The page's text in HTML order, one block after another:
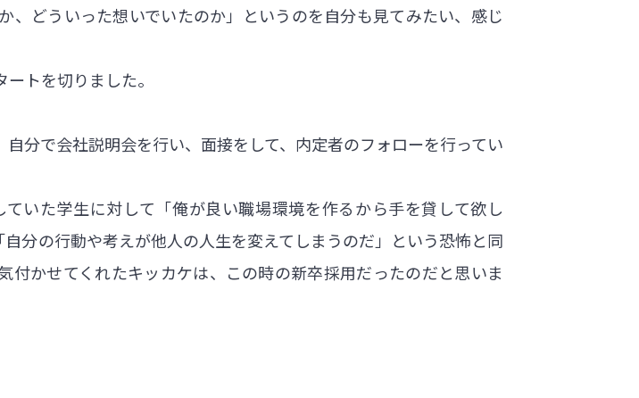
どういった想いでいたのか」というのを自分も見てみたい、感じ
トを切りました。
分で会社説明会を行い、面接をして、内定者のフォローを行ってい
いた学生に対して「俺が良い職場環境を作るから手を貸して欲し
分の行動や考えが他人の人生を変えてしまうのだ」という恐怖と同
かせてくれたキッカケは、この時の新卒採用だったのだと思いま